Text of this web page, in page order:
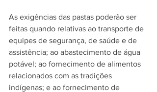
As exigências das pastas poderão ser
feitas quando relativas ao transporte de
equipes de segurança, de saúde e de
assistência; ao abastecimento de água
potável; ao fornecimento de alimentos
relacionados com as tradições
indígenas; e ao fornecimento de